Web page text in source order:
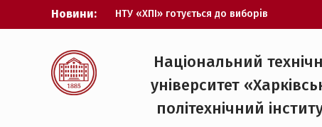
Новини:
НТУ «ХПІ» готується до виборів
ректора
Всеукраїнський фестиваль «Червона
ХПІ уклав угоду про партнерство з
ДержНДІ технологій кібербезпеки
Випускник ХПІ став
Національний
університет
політехнічний